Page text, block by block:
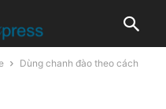
Dùng chanh đào theo cách